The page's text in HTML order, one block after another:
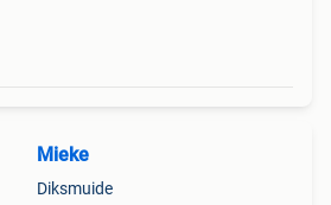
Mieke
Diksmuide